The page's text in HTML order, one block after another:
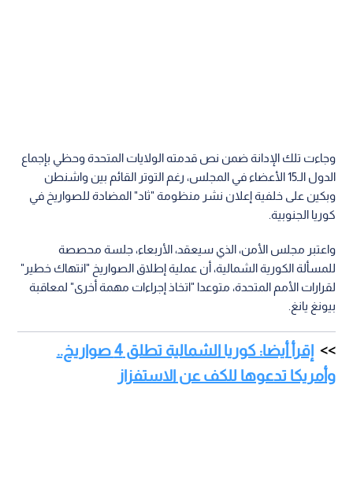
وجاءت تلك الإدانة ضمن نص قدمته الولايات المتحدة وحظي بإجماع
الدول الـ15 الأعضاء في المجلس، رغم التوتر القائم بين واشنطن
وبكين على خلفية إعلان نشر منظومة "ثاد" المضادة للصواريخ في
كوريا الجنوبية.
واعتبر مجلس الأمن، الذي سيعقد، الأربعاء، جلسة محصصة
للمسألة الكورية الشمالية، أن عملية إطلاق الصواريخ "انتهاك خطير"
لقرارات الأمم المتحدة، متوعدا "اتخاذ إجراءات مهمة أخرى" لمعاقبة
بيونغ يانغ.
إقرأ أيضا: كوريا الشمالية تطلق 4 صواريخ..
وأمريكا تدعوها للكف عن الاستفزاز